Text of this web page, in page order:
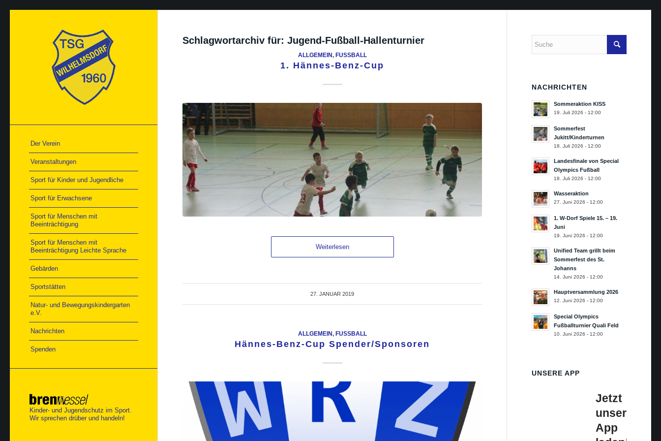
Der Verein
Veranstaltungen
Sport für Kinder und Jugendliche
Sport für Erwachsene
Sport für Menschen mit
Beeinträchtigung
Sport für Menschen mit
Beeinträchtigung Leichte Sprache
Gebärden
Sportstätten
Natur- und Bewegungskindergarten
e.V.
Nachrichten
Spenden
Kinder- und Jugendschutz im Sport.
Wir sprechen drüber und handeln!
Schlagwortarchiv für: Jugend-Fußball-Hallenturnier
ALLGEMEIN, FUSSBALL
1. Hännes-Benz-Cup
Weiterlesen
27. JANUAR 2019
ALLGEMEIN, FUSSBALL
Hännes-Benz-Cup Spender/Sponsoren
NACHRICHTEN
Sommeraktion KISS
19. Juli 2026 - 12:00
Sommerfest
Jukitt/Kinderturnen
18. Juli 2026 - 12:00
Landesfinale von Special
Olympics Fußball
18. Juli 2026 - 12:00
Wasseraktion
27. Juni 2026 - 12:00
1. W-Dorf Spiele 15. – 19.
Juni
19. Juni 2026 - 12:00
Unified Team grillt beim
Sommerfest des St.
Johanns
14. Juni 2026 - 12:00
Hauptversammlung 2026
12. Juni 2026 - 12:00
Special Olympics
Fußballturnier Quali Feld
10. Juni 2026 - 12:00
UNSERE APP
Jetzt
unsere
App